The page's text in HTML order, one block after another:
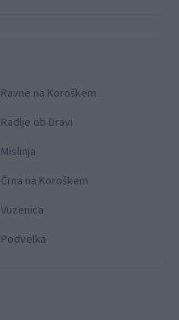
Ravne na Koroškem
Radlje ob Dravi
Mislinja
Črna na Koroškem
Vuzenica
Podvelka